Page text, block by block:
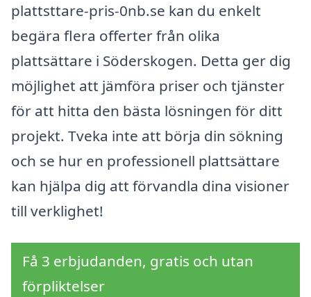
plattsttare-pris-0nb.se kan du enkelt
begära flera offerter från olika
plattsättare i Söderskogen. Detta ger dig
möjlighet att jämföra priser och tjänster
för att hitta den bästa lösningen för ditt
projekt. Tveka inte att börja din sökning
och se hur en professionell plattsättare
kan hjälpa dig att förvandla dina visioner
till verklighet!
Få 3 erbjudanden, gratis och utan
förpliktelser